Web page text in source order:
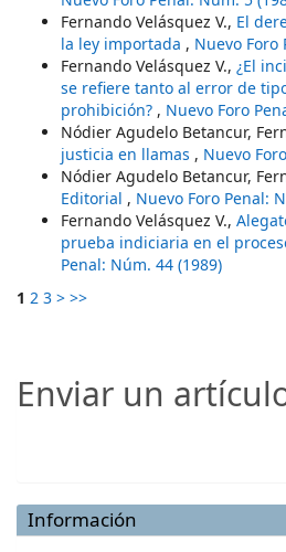
Fernando Velásquez V., El
la ley importada , Nuevo Foro
Fernando Velásquez V., ¿El
se refiere tanto al error de
prohibición? , Nuevo Foro
Nódier Agudelo Betancur,
justicia en llamas , Nuevo
Nódier Agudelo Betancur,
Editorial , Nuevo Foro Penal:
Fernando Velásquez V.,
prueba indiciaria en el
Penal: Núm. 44 (1989)
1 2 3 > >>
Enviar un
Información